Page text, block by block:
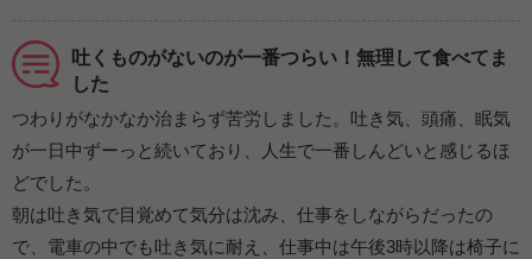
吐くものがないのが一番つらい！無理して食べてま
した
つわりがなかなか治まらず苦労しました。吐き気、頭痛、眠気
が一日中ずーっと続いており、人生で一番しんどいと感じるほ
どでした。
朝は吐き気で目覚めて気分は沈み、仕事をしながらだったの
で、電車の中でも吐き気に耐え、仕事中は午後3時以降は椅子に